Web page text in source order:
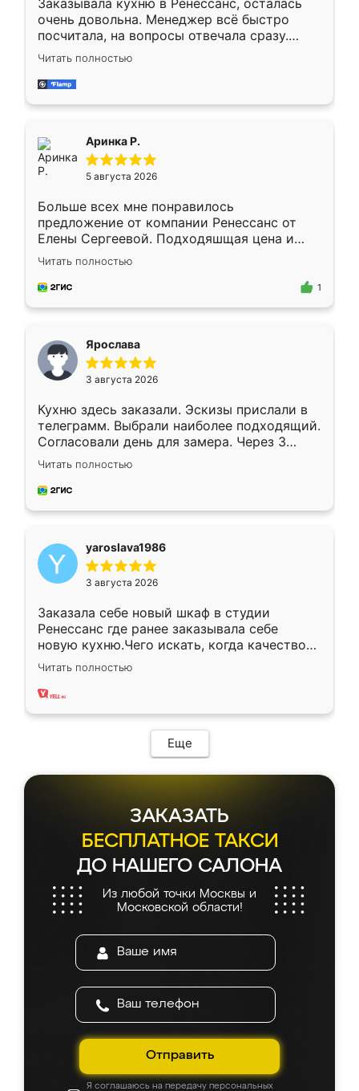
Заказывала кухню в Ренессанс, осталась
очень довольна. Менеджер всё быстро
посчитала, на вопросы отвечала сразу.
Замерщик приехал в субботу, подошёл к
делу со всей ответственностью. Собрали
за день, ребята работали аккуратно, даже
Читать полностью
Аринка Р.
5 августа 2026
Больше всех мне понравилось
предложение от компании Ренессанс от
Елены Сергеевой. Подходяшщая цена и
короткие сроки изготовления. Приехавший
для замера сотрудник Владислав
предложил по моему эскизу самый
Читать полностью
1
Ярослава
3 августа 2026
Кухню здесь заказали. Эскизы прислали в
телеграмм. Выбрали наиболее подходящий.
Согласовали день для замера. Через 3
недели кухня была уже готова. Остались
довольны работой. Спасибо Ренессанс
мебель за качественную работу!
Читать полностью
yaroslava1986
3 августа 2026
Заказала себе новый шкаф в студии
Ренессанс где ранее заказывала себе
новую кухню.Чего искать, когда качеством
вполне довольна. Служит кухня уже почти
два года, нареканий нет.
Читать полностью
Еще
ЗАКАЗАТЬ
БЕСПЛАТНОЕ ТАКСИ
ДО НАШЕГО САЛОНА
Из любой точки Москвы и
Московской области!
Отправить
Я соглашаюсь на передачу персональных